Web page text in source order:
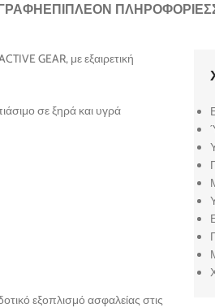
ΕΠΙΠΛΈΟΝ ΠΛΗΡΟΦΟΡΊΕΣ
GEAR, με εξαιρετική
σε ξηρά και υγρά
εξοπλισμό ασφαλείας στις